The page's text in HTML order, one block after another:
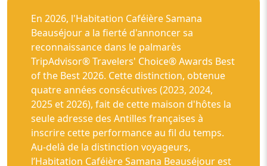
En 2026, l'Habitation Caféière Samana
Beauséjour a la fierté d'annoncer sa
reconnaissance dans le palmarès
TripAdvisor® Travelers' Choice® Awards Best
of the Best 2026. Cette distinction, obtenue
quatre années consécutives (2023, 2024,
2025 et 2026), fait de cette maison d'hôtes la
seule adresse des Antilles françaises à
inscrire cette performance au fil du temps.
Au-delà de la distinction voyageurs,
l’Habitation Caféière Samana Beauséjour est